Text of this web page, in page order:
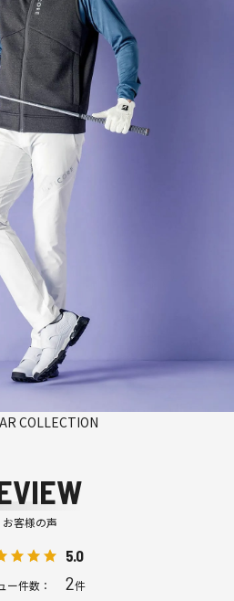
COLLECTION
お客様の声
5.0
ー件数： 2件